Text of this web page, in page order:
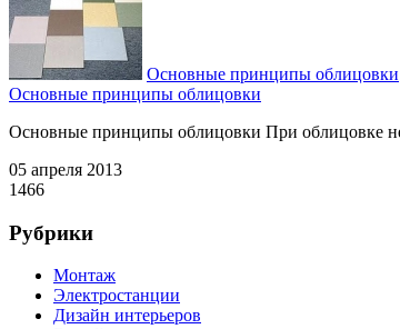
Основные принципы облицовки
Основные принципы облицовки
Основные принципы облицовки При облицовке
05 апреля 2013
1466
Рубрики
Монтаж
Электростанции
Дизайн интерьеров